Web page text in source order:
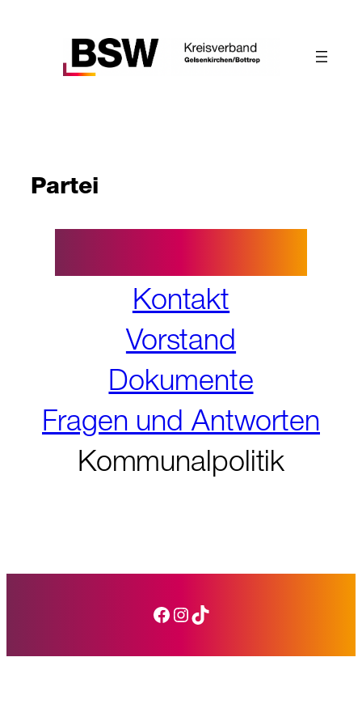
Partei
Kontakt
Vorstand
Dokumente
Fragen und Antworten
Kommunalpolitik
Facebook
Instagram
TikTok